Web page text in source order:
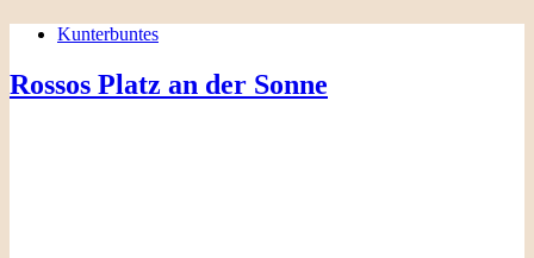
Kunterbuntes
Rossos Platz an der Sonne